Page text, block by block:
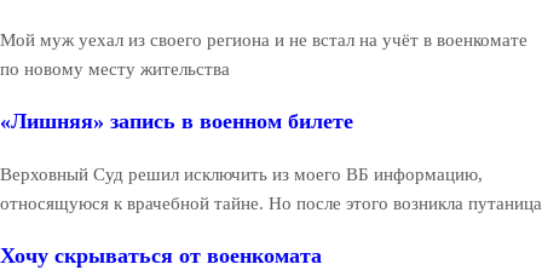
Мой муж уехал из своего региона и не встал на учёт в военкомате
по новому месту жительства
«Лишняя» запись в военном билете
Верховный Суд решил исключить из моего ВБ информацию,
относящуюся к врачебной тайне. Но после этого возникла путаница
Хочу скрываться от военкомата